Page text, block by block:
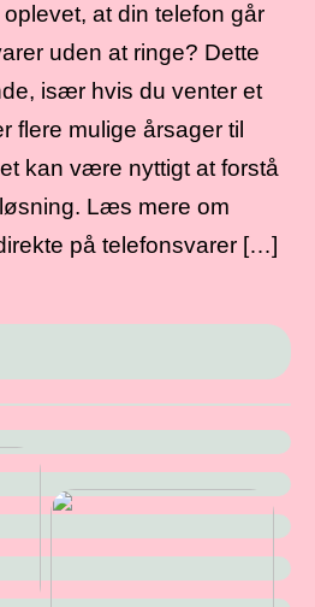
at din telefon går
uden at ringe? Dette
især hvis du venter et
flere mulige årsager til
kan være nyttigt at forstå
Læs mere om
på telefonsvarer […]